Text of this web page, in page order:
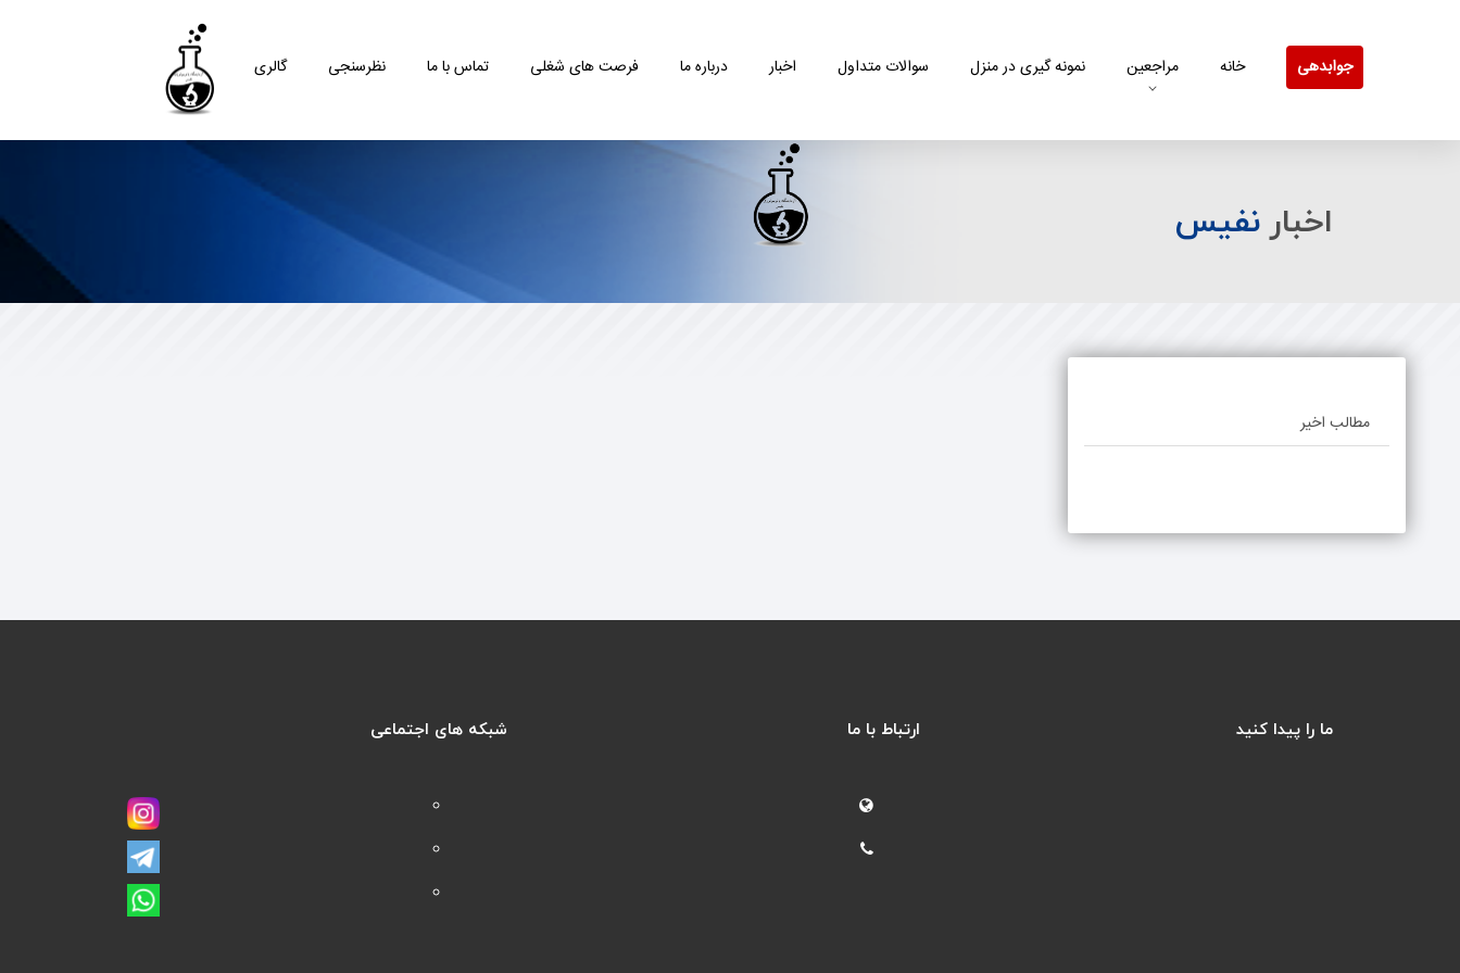
ورود همکاران ورودمراجعین راهنمای جوابدهی جوابدهی خانه مراجعین نمونه گیری در منزل سوالات متداول اخبار درباره ما فرصت های شغلی تماس با ما نظرسنجی گالری
اخبارنفیس
مطالب اخیر
شبکه های اجتماعی ارتباط با ما ما را پیدا کنید